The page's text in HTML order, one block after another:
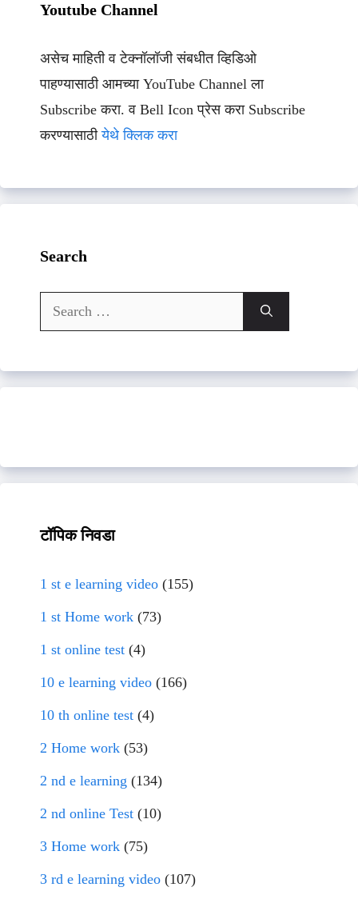
Youtube Channel
असेच माहिती व टेक्नॉलॉजी संबधीत व्हिडिओ
पाहण्यासाठी आमच्या YouTube Channel ला
Subscribe करा. व Bell Icon प्रेस करा Subscribe
करण्यासाठीयेथे क्लिक करा
Search
Search
for:
टॉपिक निवडा
1 st e learning video (155)
1 st Home work (73)
1 st online test (4)
10 e learning video (166)
10 th online test (4)
2 Home work (53)
2 nd e learning (134)
2 nd online Test (10)
3 Home work (75)
3 rd e learning video (107)